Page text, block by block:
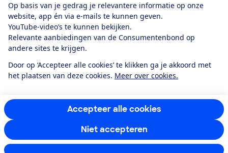
Op basis van je gedrag je relevantere informatie op onze
website, app én via e-mails te kunnen geven.
YouTube-video’s te kunnen bekijken.
Relevante aanbiedingen van de Consumentenbond op
andere sites te krijgen.
Door op ‘Accepteer alle cookies’ te klikken ga je akkoord met
het plaatsen van deze cookies. Meer over cookies.
Accepteer alle cookies
Niet accepteren
Algemene Voorwaarden
Privacyverklaring
Cookiebeleid
Privacyvoorkeuren
Toegankelijkheid
RSS-feed nieuws
Facebook
TwitterInstagram
YoutubeLinkedIn
12.901consumentenbeoordelen de Consumentenbondmet gemiddeld